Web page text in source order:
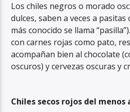
Los chiles negros o morado
dulces, saben a veces a
más conocido se llama
con carnes rojas como pato,
acompañan bien al chocolate
oscuros) y cervezas oscuras y
Chiles secos rojos del menos